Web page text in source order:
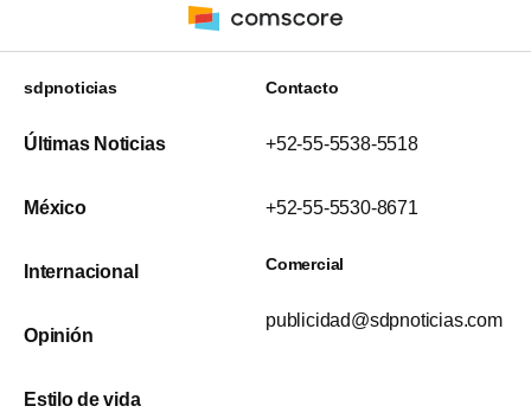
sdpnoticias
Últimas Noticias
México
Internacional
Opinión
Estilo de vida
Contacto
+52-55-5538-5518
+52-55-5530-8671
Comercial
publicidad@sdpnoticias.com